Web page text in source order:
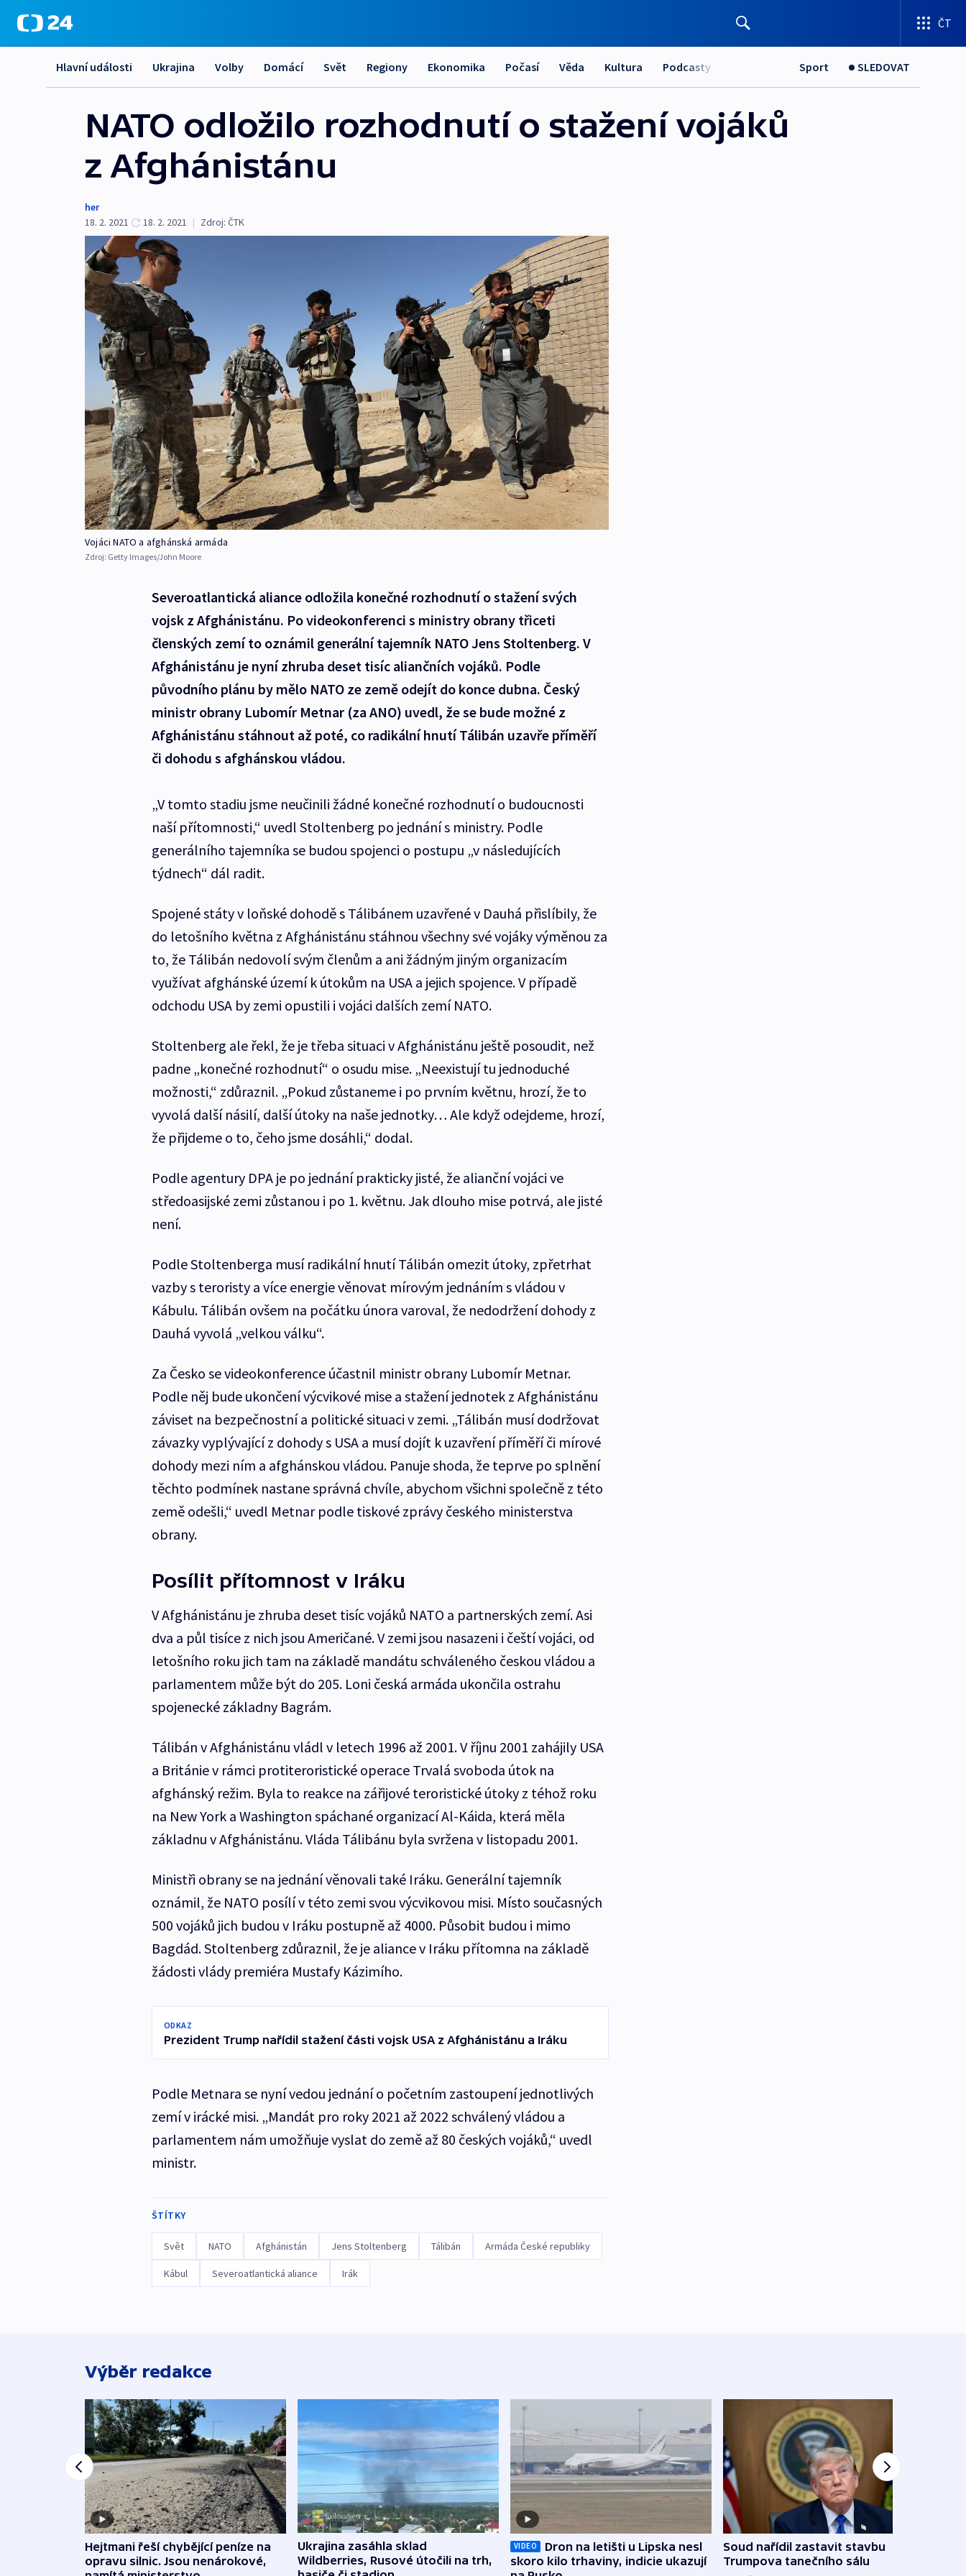
ČT
Hlavní události Ukrajina Volby Domácí Svět Regiony Ekonomika Počasí Věda Kultura Podcasty Sport SLEDOVAT
NATO odložilo rozhodnutí o stažení vojáků
z Afghánistánu
her
18. 2. 2021
18. 2. 2021 | Zdroj: ČTK
Vojáci NATO a afghánská armáda
Zdroj: Getty Images/John Moore
Severoatlantická aliance odložila konečné rozhodnutí o stažení svých
vojsk z Afghánistánu. Po videokonferenci s ministry obrany třiceti
členských zemí to oznámil generální tajemník NATO Jens Stoltenberg. V
Afghánistánu je nyní zhruba deset tisíc aliančních vojáků. Podle
původního plánu by mělo NATO ze země odejít do konce dubna. Český
ministr obrany Lubomír Metnar (za ANO) uvedl, že se bude možné z
Afghánistánu stáhnout až poté, co radikální hnutí Tálibán uzavře příměří
či dohodu s afghánskou vládou.
„V tomto stadiu jsme neučinili žádné konečné rozhodnutí o budoucnosti
naší přítomnosti,“ uvedl Stoltenberg po jednání s ministry. Podle
generálního tajemníka se budou spojenci o postupu „v následujících
týdnech“ dál radit.
Spojené státy v loňské dohodě s Tálibánem uzavřené v Dauhá přislíbily, že
do letošního května z Afghánistánu stáhnou všechny své vojáky výměnou za
to, že Tálibán nedovolí svým členům a ani žádným jiným organizacím
využívat afghánské území k útokům na USA a jejich spojence. V případě
odchodu USA by zemi opustili i vojáci dalších zemí NATO.
Stoltenberg ale řekl, že je třeba situaci v Afghánistánu ještě posoudit, než
padne „konečné rozhodnutí“ o osudu mise. „Neexistují tu jednoduché
možnosti,“ zdůraznil. „Pokud zůstaneme i po prvním květnu, hrozí, že to
vyvolá další násilí, další útoky na naše jednotky… Ale když odejdeme, hrozí,
že přijdeme o to, čeho jsme dosáhli,“ dodal.
Podle agentury DPA je po jednání prakticky jisté, že alianční vojáci ve
středoasijské zemi zůstanou i po 1. květnu. Jak dlouho mise potrvá, ale jisté
není.
Podle Stoltenberga musí radikální hnutí Tálibán omezit útoky, zpřetrhat
vazby s teroristy a více energie věnovat mírovým jednáním s vládou v
Kábulu. Tálibán ovšem na počátku února varoval, že nedodržení dohody z
Dauhá vyvolá „velkou válku“.
Za Česko se videokonference účastnil ministr obrany Lubomír Metnar.
Podle něj bude ukončení výcvikové mise a stažení jednotek z Afghánistánu
záviset na bezpečnostní a politické situaci v zemi. „Tálibán musí dodržovat
závazky vyplývající z dohody s USA a musí dojít k uzavření příměří či mírové
dohody mezi ním a afghánskou vládou. Panuje shoda, že teprve po splnění
těchto podmínek nastane správná chvíle, abychom všichni společně z této
země odešli,“ uvedl Metnar podle tiskové zprávy českého ministerstva
obrany.
Posílit přítomnost v Iráku
V Afghánistánu je zhruba deset tisíc vojáků NATO a partnerských zemí. Asi
dva a půl tisíce z nich jsou Američané. V zemi jsou nasazeni i čeští vojáci, od
letošního roku jich tam na základě mandátu schváleného českou vládou a
parlamentem může být do 205. Loni česká armáda ukončila ostrahu
spojenecké základny Bagrám.
Tálibán v Afghánistánu vládl v letech 1996 až 2001. V říjnu 2001 zahájily USA
a Británie v rámci protiteroristické operace Trvalá svoboda útok na
afghánský režim. Byla to reakce na zářijové teroristické útoky z téhož roku
na New York a Washington spáchané organizací Al-Káida, která měla
základnu v Afghánistánu. Vláda Tálibánu byla svržena v listopadu 2001.
Ministři obrany se na jednání věnovali také Iráku. Generální tajemník
oznámil, že NATO posílí v této zemi svou výcvikovou misi. Místo současných
500 vojáků jich budou v Iráku postupně až 4000. Působit budou i mimo
Bagdád. Stoltenberg zdůraznil, že je aliance v Iráku přítomna na základě
žádosti vlády premiéra Mustafy Kázimího.
ODKAZ
Prezident Trump nařídil stažení části vojsk USA z Afghánistánu a Iráku
Podle Metnara se nyní vedou jednání o početním zastoupení jednotlivých
zemí v irácké misi. „Mandát pro roky 2021 až 2022 schválený vládou a
parlamentem nám umožňuje vyslat do země až 80 českých vojáků,“ uvedl
ministr.
ŠTÍTKY
Svět NATO Afghánistán Jens Stoltenberg Tálibán Armáda České republiky
Kábul Severoatlantická aliance Irák
Výběr redakce
Hejtmani řeší chybějící peníze na
opravu silnic. Jsou nenárokové,
Ukrajina zasáhla sklad
Wildberries, Rusové útočili na trh,
VIDEO
Dron na letišti u Lipska nesl
skoro kilo trhaviny, indicie ukazují
Soud nařídil zastavit stavbu
Trumpova tanečního sálu